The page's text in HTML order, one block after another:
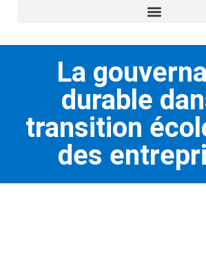
La
durable
transition
des